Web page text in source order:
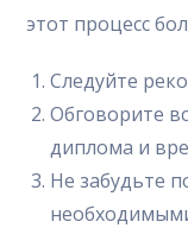
этот процесс
Следуйте
Обговорите
диплома и
Не забудьте